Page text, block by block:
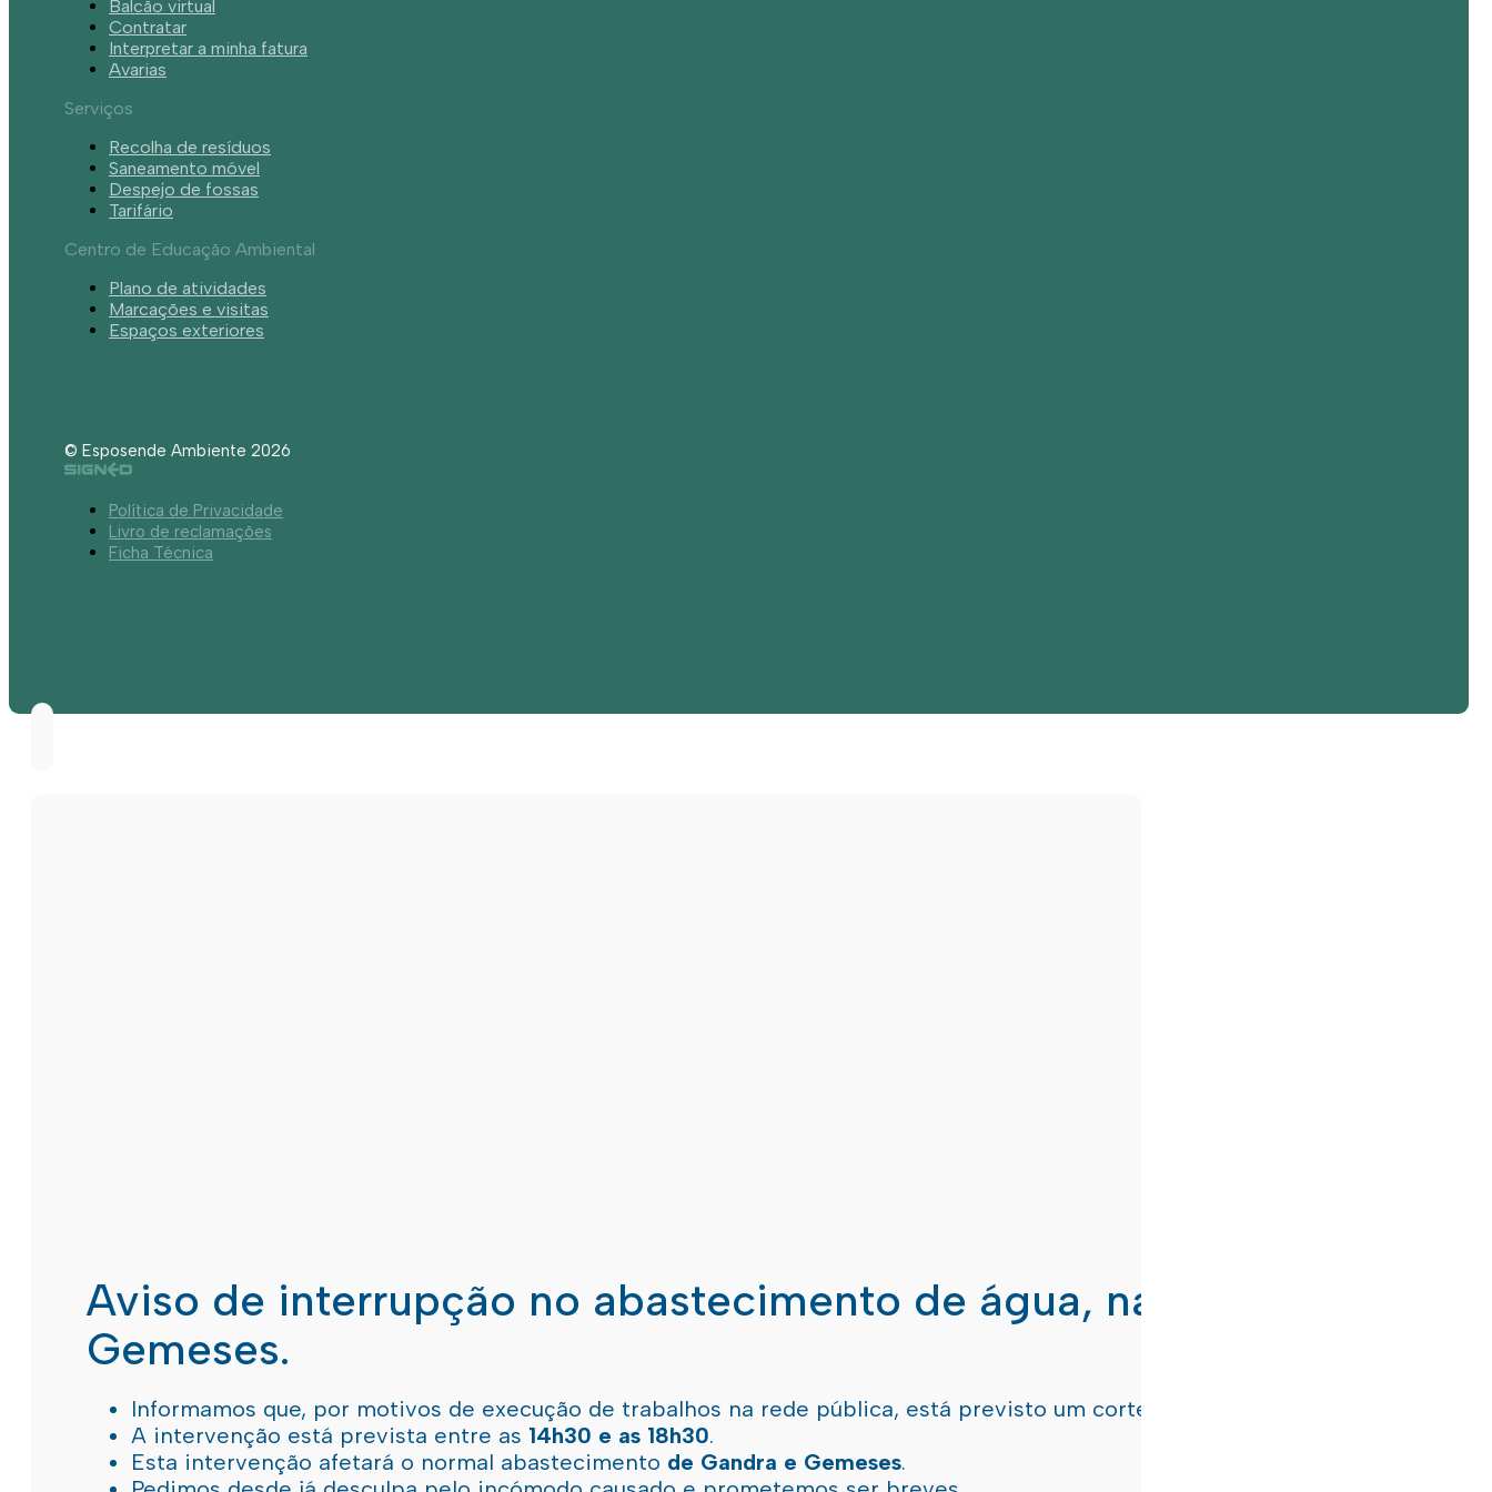
Balcão virtual
Contratar
Interpretar a minha fatura
Avarias
Serviços
Recolha de resíduos
Saneamento móvel
Despejo de fossas
Tarifário
Centro de Educação Ambiental
Plano de atividades
Marcações e visitas
Espaços exteriores
© Esposende Ambiente 2026
Política de Privacidade
Livro de reclamações
Ficha Técnica
Aviso de interrupção no abastecimento de água, nas freguesias de
Gemeses.
Informamos que, por motivos de execução de trabalhos na rede pública, está previsto um corte de água
A intervenção está prevista entre as 14h30 e as 18h30.
Esta intervenção afetará o normal abastecimento de Gandra e Gemeses.